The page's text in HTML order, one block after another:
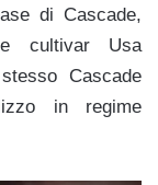
di Cascade,
cultivar Usa
Cascade
in regime